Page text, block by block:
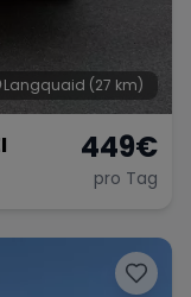
Langquaid (27 km)
449€
pro Tag